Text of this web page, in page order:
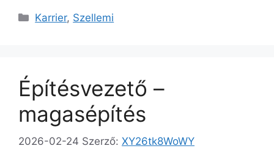
Karrier, Szellemi
Építésvezető –
magasépítés
2026-02-24 Szerző: XY26tk8WoWY